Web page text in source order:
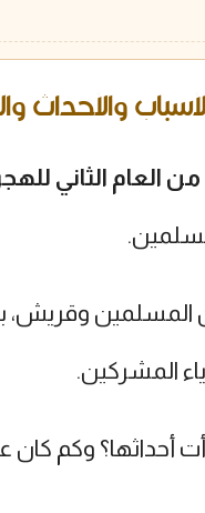
الثاني
وقريش،
المشركين.
أحداثها؟ وكم